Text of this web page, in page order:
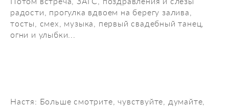
радости, прогулка вдвоем на берегу залива,
тосты, смех, музыка, первый свадебный танец,
огни и улыбки...
Настя: Больше смотрите, чувствуйте, думайте,